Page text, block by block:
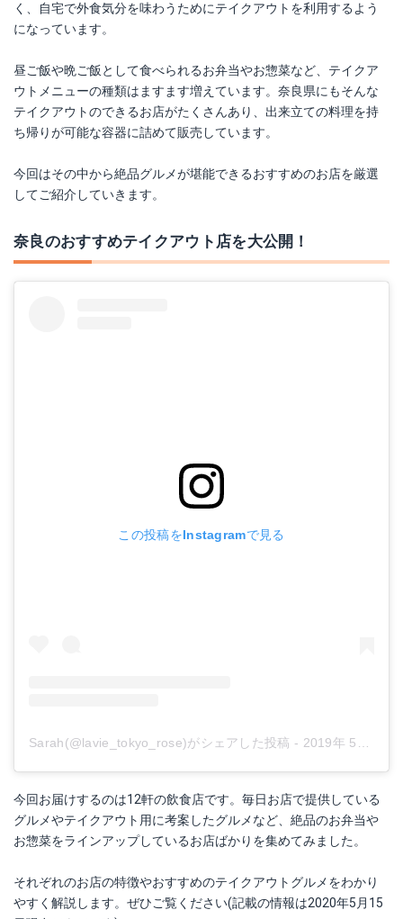
く、自宅で外食気分を味わうためにテイクアウトを利用するよう
になっています。
昼ご飯や晩ご飯として食べられるお弁当やお惣菜など、テイクア
ウトメニューの種類はますます増えています。奈良県にもそんな
テイクアウトのできるお店がたくさんあり、出来立ての料理を持
ち帰りが可能な容器に詰めて販売しています。
今回はその中から絶品グルメが堪能できるおすすめのお店を厳選
してご紹介していきます。
奈良のおすすめテイクアウト店を大公開！
この投稿をInstagramで見る
Sarah(@lavie_tokyo_rose)がシェアした投稿 - 2019年 5月月8日午後4時43分PDT
今回お届けするのは12軒の飲食店です。毎日お店で提供している
グルメやテイクアウト用に考案したグルメなど、絶品のお弁当や
お惣菜をラインアップしているお店ばかりを集めてみました。
それぞれのお店の特徴やおすすめのテイクアウトグルメをわかり
やすく解説します。ぜひご覧ください(記載の情報は2020年5月15